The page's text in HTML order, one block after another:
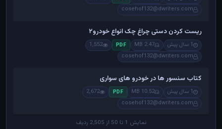
cosehof132@dwriters.com
ریست کردن دستی چراغ چک انواع خودرو۲
1 سال پیش 2.47 MB
PDF
1,552
cosehof132@dwriters.com
کتاب سنسور ها در خودرو های سواری
1 سال پیش 10.52 MB
PDF
2,672
cosehof132@dwriters.com
نمایش 1 تا 50 از 2,505 ردیف